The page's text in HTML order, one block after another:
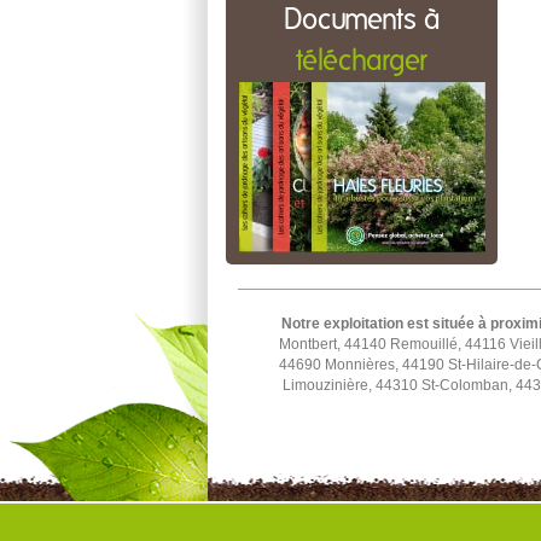
Documents à
télécharger
Notre exploitation est située à
Montbert, 44140 Remouillé, 44116
44690 Monnières, 44190 St-Hilaire-
Limouzinière, 44310 St-Colomban,